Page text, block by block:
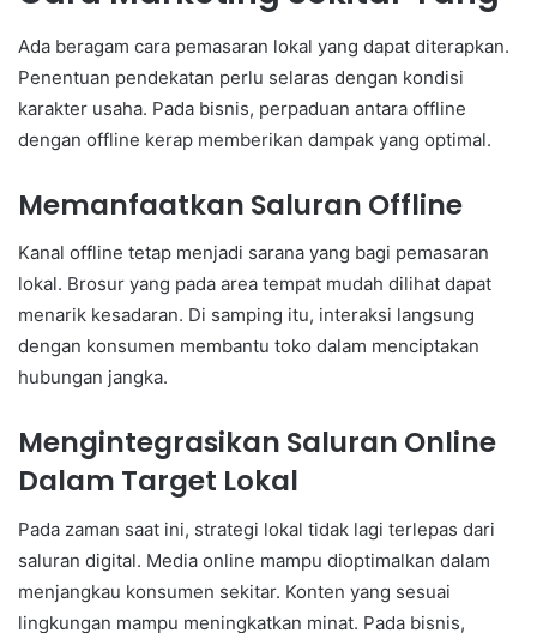
Ada beragam cara pemasaran lokal yang dapat diterapkan.
Penentuan pendekatan perlu selaras dengan kondisi
karakter usaha. Pada bisnis, perpaduan antara offline
dengan offline kerap memberikan dampak yang optimal.
Memanfaatkan Saluran Offline
Kanal offline tetap menjadi sarana yang bagi pemasaran
lokal. Brosur yang pada area tempat mudah dilihat dapat
menarik kesadaran. Di samping itu, interaksi langsung
dengan konsumen membantu toko dalam menciptakan
hubungan jangka.
Mengintegrasikan Saluran Online
Dalam Target Lokal
Pada zaman saat ini, strategi lokal tidak lagi terlepas dari
saluran digital. Media online mampu dioptimalkan dalam
menjangkau konsumen sekitar. Konten yang sesuai
lingkungan mampu meningkatkan minat. Pada bisnis,